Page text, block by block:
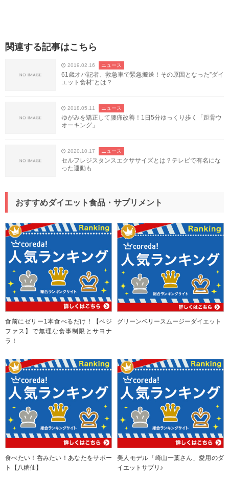
関連する記事はこちら
2019.02.16 ニュース
61歳オバ記者、救急車で緊急搬送！その原因となった”ダイ
エット食材”とは？
2018.05.11 ニュース
ゆがみを矯正して腰痛改善！1日5分ゆっくり歩く「距骨ウ
オーキング」
2020.10.17 ニュース
セルフレジスタンスエクササイズとは？テレビで有名にな
った運動も
おすすめダイエット食品・サプリメント
食前にゼリー1本食べるだけ！【ベジ
ファス】で無理な食事制限とサヨナ
ラ！
グリーンベリースムージーダイエット
食べたい！呑みたい！あなたをサポー
ト【八糖仙】
美人モデル「崎山一葉さん」愛用のダ
イエットサプリ♪